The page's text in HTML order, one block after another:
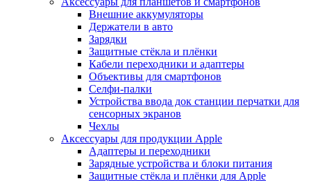
Внешние аккумуляторы
Держатели в авто
Зарядки
Защитные стёкла и плёнки
Кабели переходники и адаптеры
Объективы для смартфонов
Селфи-палки
Устройства ввода док станции перчатки для
сенсорных экранов
Чехлы
Аксессуары для продукции Apple
Адаптеры и переходники
Зарядные устройства и блоки питания
Защитные стёкла и плёнки для Apple